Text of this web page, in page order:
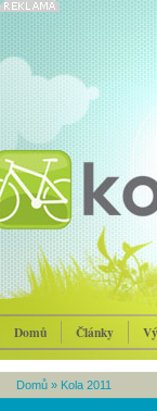
Domů Články
Domů » Kola 2011